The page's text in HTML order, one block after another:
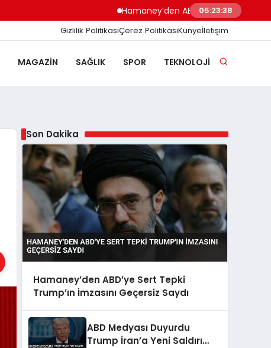
Hamaney’den ABD’ye Sert Tepki Trump’ın
05:23:39
Gizlilik PolitikasıÇerez PolitikasıKünyeİletişim
MAGAZIN SAĞLIK SPOR TEKNOLOJI
Son Dakika
Hamaney’den ABD’ye Sert Tepki
Trump’ın İmzasını Geçersiz Saydı
ABD Medyası Duyurdu
Trump İran’a Yeni Saldırı